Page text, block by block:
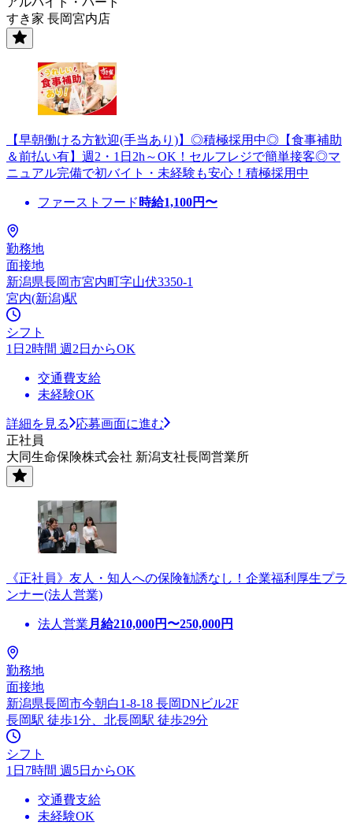
すき家 長岡宮内店
【早朝働ける方歓迎(手当あり)】◎積極採用中◎【食事補助
＆前払い有】週2・1日2h～OK！セルフレジで簡単接客◎マ
ニュアル完備で初バイト・未経験も安心！積極採用中
ファーストフード 時給1,100円〜
勤務地
面接地
新潟県長岡市宮内町字山伏3350-1
宮内(新潟)駅
シフト
1日2時間 週2日からOK
交通費支給
未経験OK
詳細を見る
応募画面に進む
正社員
大同生命保険株式会社 新潟支社長岡営業所
《正社員》友人・知人への保険勧誘なし！企業福利厚生プラ
ンナー(法人営業)
法人営業 月給210,000円〜250,000円
勤務地
面接地
新潟県長岡市今朝白1-8-18 長岡DNビル2F
長岡駅 徒歩1分、北長岡駅 徒歩29分
シフト
1日7時間 週5日からOK
交通費支給
未経験OK